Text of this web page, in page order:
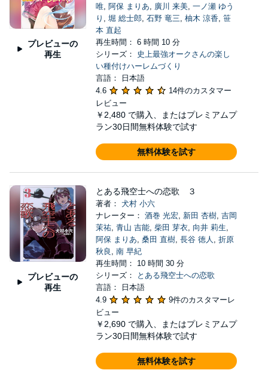
プレビューの
再生
唯, 阿保 まりあ, 廣川 来美, 一ノ瀬 ゆう
り , 堀 総士郎, 石野 竜三, 柚木 涼香, 笹
本 直起
再生時間： 6 時間 10 分
シリーズ： 史上最強オークさんの楽し
い種付けハーレムづくり
言語： 日本語
4.6
14件のカスタマー
レビュー
￥2,480 で購入、またはプレミアムプ
ラン30日間無料体験で試す
無料体験を試す
プレビューの
再生
とある飛空士への恋歌 ３
著者： 犬村 小六
ナレーター： 酒巻 光宏, 新田 杏樹, 吉岡
茉祐, 青山 吉能, 柴田 芽衣, 向井 莉生,
阿保 まりあ, 桑田 直樹, 長谷 徳人 , 折原
秋良 , 南 早紀
再生時間： 10 時間 30 分
シリーズ：
とある飛空士への恋歌
言語： 日本語
4.9
9件のカスタマーレ
ビュー
￥2,690 で購入、またはプレミアムプ
ラン30日間無料体験で試す
無料体験を試す